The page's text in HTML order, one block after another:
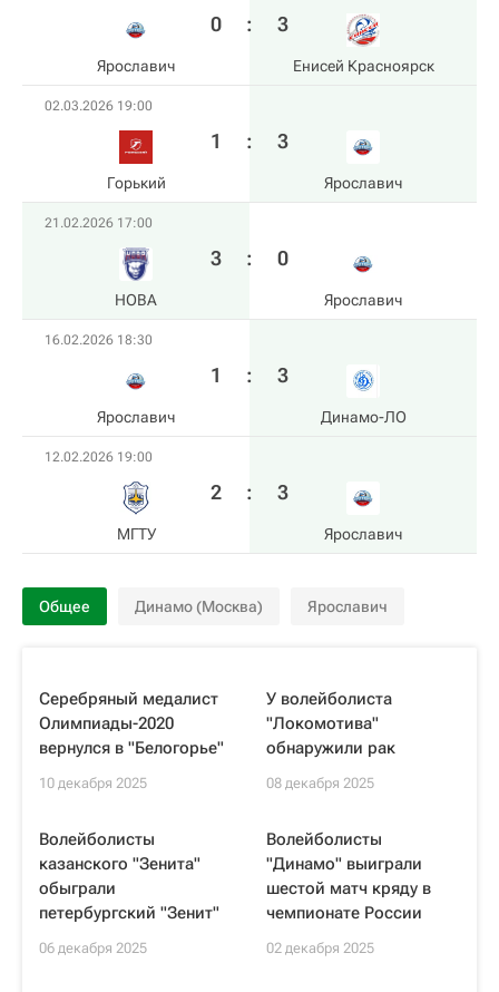
Ярославич
0 : 3
Енисей Красноярск
02.03.2026 19:00
Горький
1 : 3
Ярославич
21.02.2026 17:00
HOBA
3 : 0
Ярославич
16.02.2026 18:30
Ярославич
1 : 3
Динамо-ЛО
12.02.2026 19:00
МГТУ
2 : 3
Ярославич
Общее Динамо (Москва) Ярославич
Серебряный медалист
Олимпиады-2020
вернулся в "Белогорье"
10 декабря 2025
У волейболиста
"Локомотива"
обнаружили рак
08 декабря 2025
Волейболисты
казанского "Зенита"
обыграли
петербургский "Зенит"
06 декабря 2025
Волейболисты
"Динамо" выиграли
шестой матч кряду в
чемпионате России
02 декабря 2025